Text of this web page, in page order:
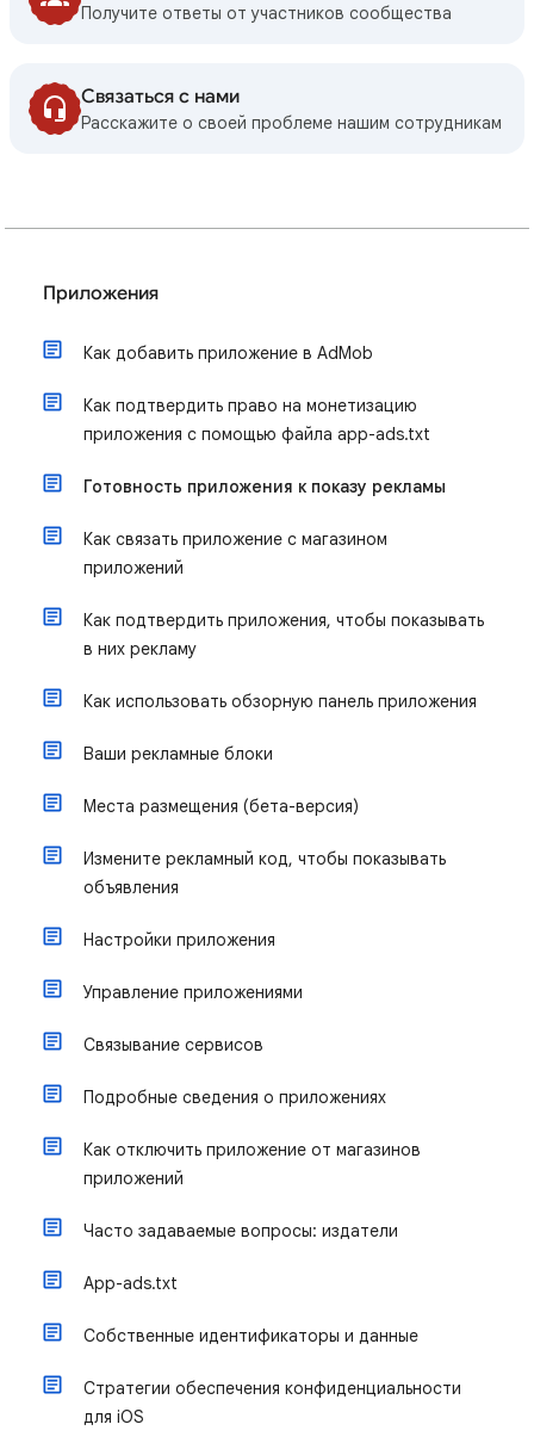
Получите ответы от участников сообщества
Связаться с нами
Расскажите о своей проблеме нашим сотрудникам
Приложения
Как добавить приложение в AdMob
Как подтвердить право на монетизацию
приложения с помощью файла app-ads.txt
Готовность приложения к показу рекламы
Как связать приложение с магазином
приложений
Как подтвердить приложения, чтобы показывать
в них рекламу
Как использовать обзорную панель приложения
Ваши рекламные блоки
Места размещения (бета-версия)
Измените рекламный код, чтобы показывать
объявления
Настройки приложения
Управление приложениями
Связывание сервисов
Подробные сведения о приложениях
Как отключить приложение от магазинов
приложений
Часто задаваемые вопросы: издатели
App-ads.txt
Собственные идентификаторы и данные
Стратегии обеспечения конфиденциальности
для iOS